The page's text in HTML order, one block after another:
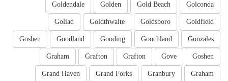
Golconda
Gold Beach
Golden
Goldendale
Goldfield
Goldsboro
Goldthwaite
Goliad
Gonzales
Goochland
Gooding
Goodland
Goshen
Goshen
Gove
Grafton
Grafton
Graham
Graham
Granbury
Grand Forks
Grand Haven